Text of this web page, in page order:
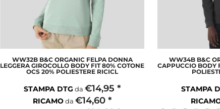
WW32B B&C ORGANIC FELPA DONNA
LEGGERA GIROCOLLO BODY FIT 80% COTONE
OCS 20% POLIESTERE RICICL
STAMPA DTG da€14,95*
RICAMO da€14,60*
WW34B B&C
CAPPUCCIO BODY
STAMPA